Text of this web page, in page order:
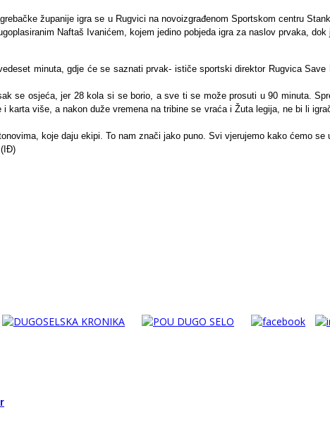
županije igra se u Rugvici na novoizgrađenom Sportskom centru
Naftaš Ivanićem, kojem jedino pobjeda igra za naslov prvaka,
minuta, gdje će se saznati prvak- ističe sportski direktor Rugvica
se osjeća, jer 28 kola si se borio, a sve ti se može prosuti u 90 minuta.
karta više, a nakon duže vremena na tribine se vraća i Žuta legija, ne bi li
koje daju ekipi. To nam znači jako puno. Svi vjerujemo kako ćemo